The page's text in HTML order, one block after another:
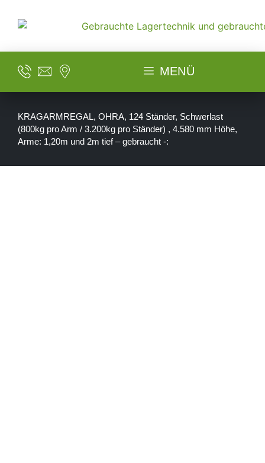
MENÜ
KRAGARMREGAL, OHRA, 124 Ständer, Schwerlast
(800kg pro Arm / 3.200kg pro Ständer) , 4.580 mm Höhe,
Arme: 1,20m und 2m tief – gebraucht -: